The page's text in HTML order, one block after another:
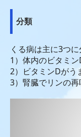
第18回
第17回
分類
くる病は主に3つ
1）体内のビタミ
2）ビタミンDがう
3）腎臓でリンの